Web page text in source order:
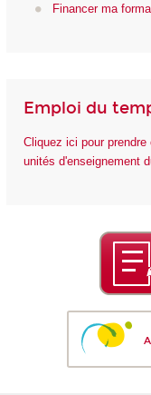
Financer ma
Emploi du
Cliquez ici pour
unités d'enseignement